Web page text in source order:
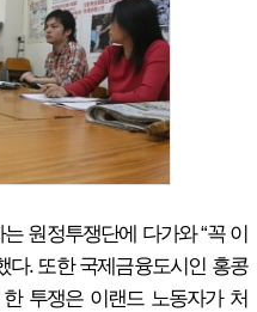
원정투쟁단에 다가와 “꼭 이
다. 또한 국제금융도시인 홍콩
투쟁은 이랜드 노동자가 처